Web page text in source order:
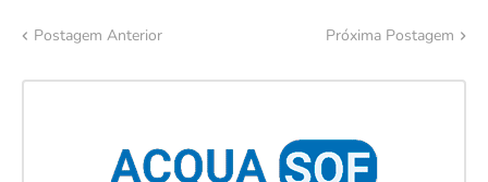
Postagem Anterior Próxima Postagem